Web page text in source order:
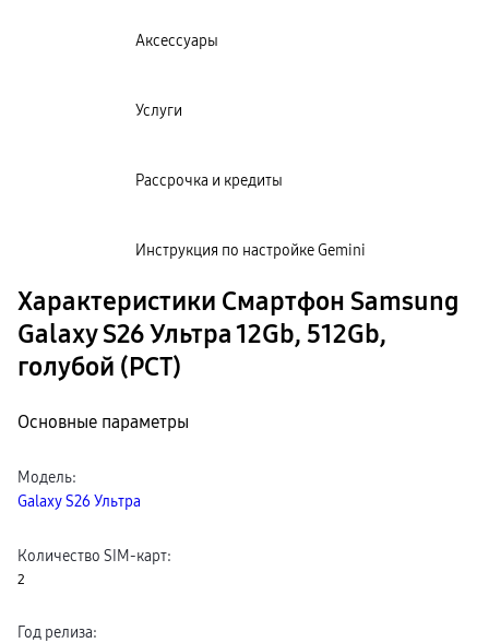
Аксессуары
Услуги
Рассрочка и кредиты
Инструкция по настройке Gemini
Характеристики Смартфон Samsung
Galaxy S26 Ультра 12Gb, 512Gb,
голубой (РСТ)
Основные параметры
Модель:
Galaxy S26 Ультра
Количество SIM-карт:
2
Год релиза: